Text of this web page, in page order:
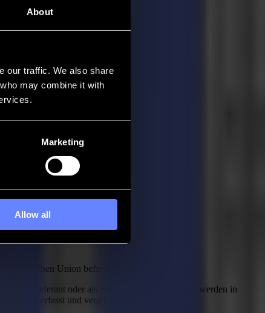
About
our traffic. We also share
may combine it with
Marketing
Allow all
Union befinden.
Lieferant oder als Stellenbewerber erhalten, werden in
erfasst und verarbeitet.